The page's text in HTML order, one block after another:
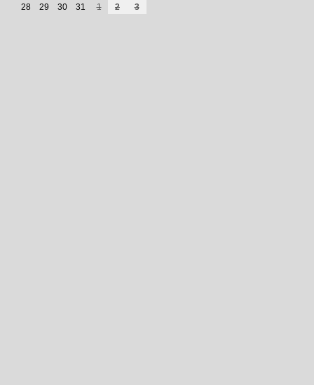
28
29 30 31 1 2 3